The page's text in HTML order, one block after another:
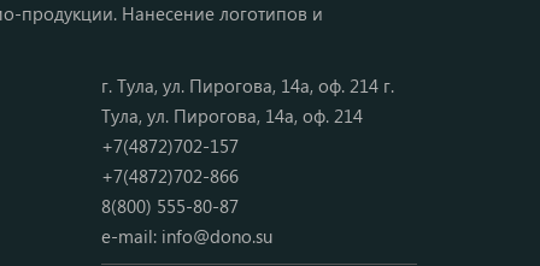
продукции. Нанесение логотипов и
г. Тула, ул. Пирогова, 14а, оф. 214 г.
Тула, ул. Пирогова, 14а, оф. 214
+7(4872)702-157
+7(4872)702-866
8(800) 555-80-87
e-mail: info@dono.su